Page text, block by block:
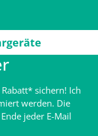
sichern! Ich
werden. Die
jeder E-Mail